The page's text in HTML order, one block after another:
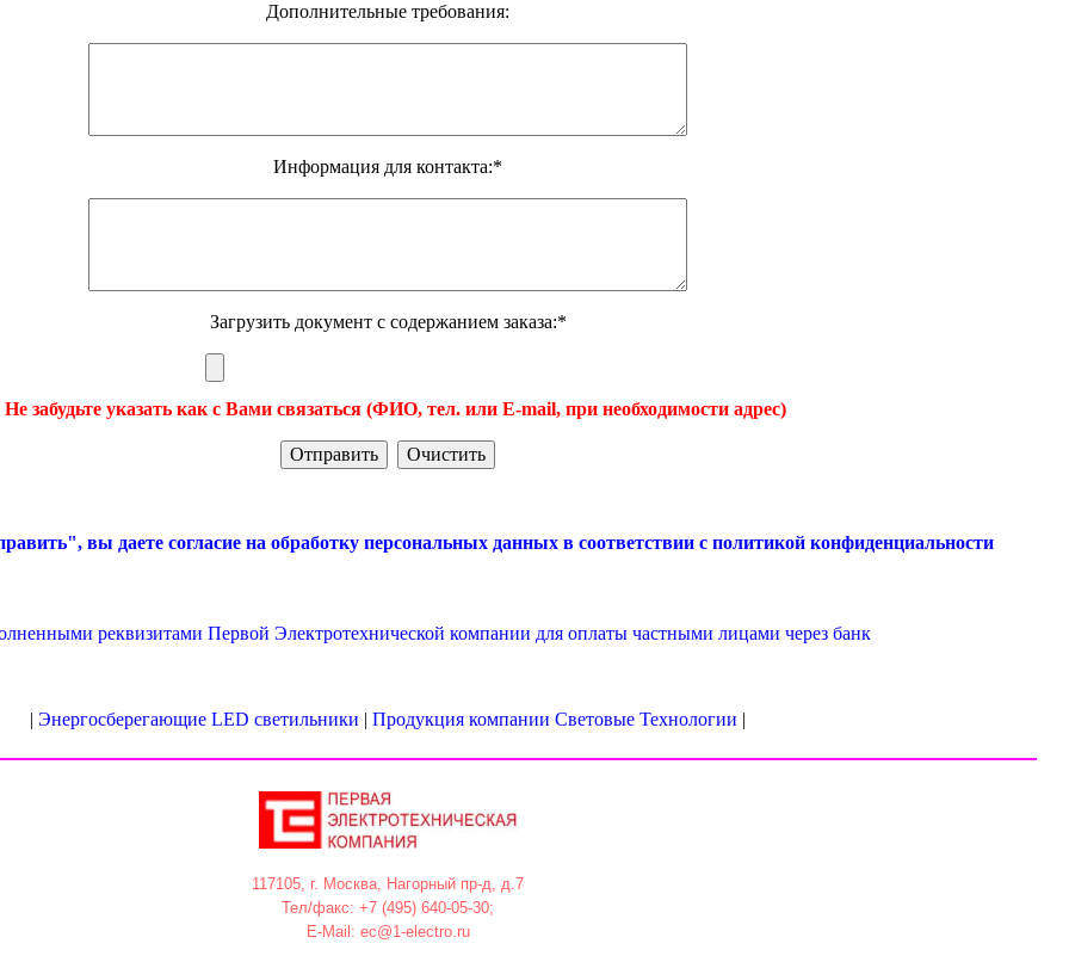
Дополнительные требования:
Информация для контакта:*
Загрузить документ с содержанием заказа:*
забудьте указать как с Вами связаться (ФИО, тел. или E-mail, при необходимости адрес)
вы даете согласие на обработку персональных данных в соответствии сполитикой конфиденциальности
реквизитами Первой Электротехнической компании для оплаты частными лицами через банк
|Энергосберегающие LED светильники |Продукция компании Световые Технологии |
117105, г. Москва, Нагорный пр-д, д.7
Тел/факс: +7 (495) 640-05-30;
E-Mail: ec@1-electro.ru